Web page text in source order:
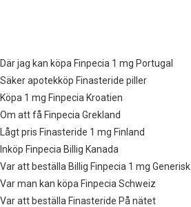
Där jag kan köpa Finpecia 1 mg Portugal
Säker apotekköp Finasteride piller
Köpa 1 mg Finpecia Kroatien
Om att få Finpecia Grekland
Lågt pris Finasteride 1 mg Finland
Inköp Finpecia Billig Kanada
Var att beställa Billig Finpecia 1 mg Generisk
Var man kan köpa Finpecia Schweiz
Var att beställa Finasteride På nätet